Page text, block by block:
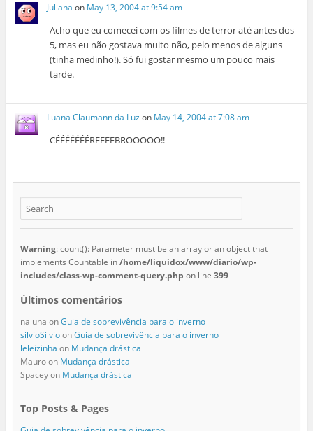
Juliana on May 13, 2004 at 9:54 am
Acho que eu comecei com os filmes de terror até antes dos
5, mas eu não gostava muito não, pelo menos de alguns
(tinha medinho!). Só fui gostar mesmo um pouco mais
tarde.
Luana Claumann da Luz on May 14, 2004 at 7:08 am
CÉÉÉÉÉÉÉREEEEBROOOOO!!
Warning: count(): Parameter must be an array or an object that
implements Countable in/home/liquidox/www/diario/wp-
includes/class-wp-comment-query.php on line 399
Últimos comentários
naluha onGuia de sobrevivência para o inverno
silvioSilvioonGuia de sobrevivência para o inverno
leleizinha on Mudança drástica
Mauroon Mudança drástica
Spaceyon Mudança drástica
Top Posts & Pages